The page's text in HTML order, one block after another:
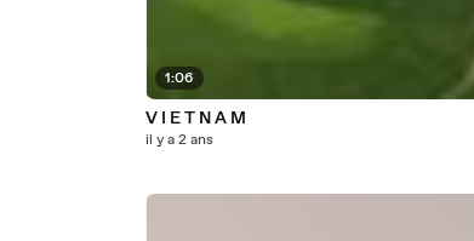
1:06
V I E T N A M
il y a 2 ans